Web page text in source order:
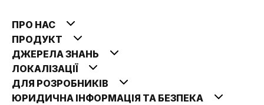
ПРО НАС
ПРОДУКТ
ДЖЕРЕЛА ЗНАНЬ
ЛОКАЛІЗАЦІЇ
ДЛЯ РОЗРОБНИКІВ
ЮРИДИЧНА ІНФОРМАЦІЯ ТА БЕЗПЕКА